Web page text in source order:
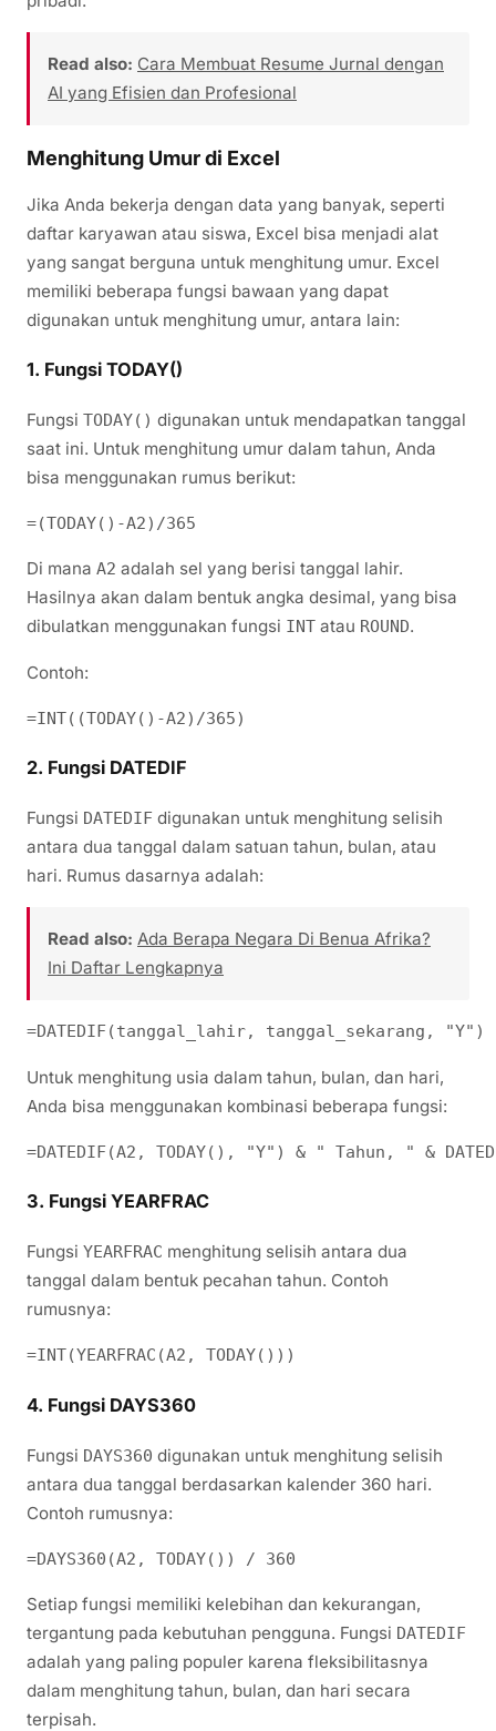
Read also: Cara Membuat Resume Jurnal dengan
AI yang Efisien dan Profesional
Menghitung Umur di Excel
Jika Anda bekerja dengan data yang banyak, seperti
daftar karyawan atau siswa, Excel bisa menjadi alat
yang sangat berguna untuk menghitung umur. Excel
memiliki beberapa fungsi bawaan yang dapat
digunakan untuk menghitung umur, antara lain:
1. Fungsi TODAY()
Fungsi TODAY() digunakan untuk mendapatkan tanggal
saat ini. Untuk menghitung umur dalam tahun, Anda
bisa menggunakan rumus berikut:
Di mana A2 adalah sel yang berisi tanggal lahir.
Hasilnya akan dalam bentuk angka desimal, yang bisa
dibulatkan menggunakan fungsi INT atau ROUND.
Contoh:
2. Fungsi DATEDIF
Fungsi DATEDIF digunakan untuk menghitung selisih
antara dua tanggal dalam satuan tahun, bulan, atau
hari. Rumus dasarnya adalah:
Read also: Ada Berapa Negara Di Benua Afrika?
Ini Daftar Lengkapnya
Untuk menghitung usia dalam tahun, bulan, dan hari,
Anda bisa menggunakan kombinasi beberapa fungsi:
3. Fungsi YEARFRAC
Fungsi YEARFRAC menghitung selisih antara dua
tanggal dalam bentuk pecahan tahun. Contoh
rumusnya:
4. Fungsi DAYS360
Fungsi DAYS360 digunakan untuk menghitung selisih
antara dua tanggal berdasarkan kalender 360 hari.
Contoh rumusnya:
Setiap fungsi memiliki kelebihan dan kekurangan,
tergantung pada kebutuhan pengguna. Fungsi DATEDIF
adalah yang paling populer karena fleksibilitasnya
dalam menghitung tahun, bulan, dan hari secara
terpisah.